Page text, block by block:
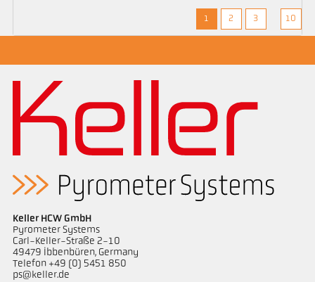
1 2 3 10
Keller HCW GmbH
Pyrometer Systems
Carl-Keller-Straße 2-10
49479 Ibbenbüren, Germany
Telefon +49 (0) 5451 850
ps@keller.de